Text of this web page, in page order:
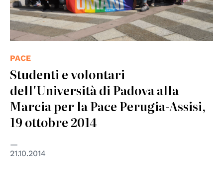
PACE
Studenti e volontari
dell'Università di Padova alla
Marcia per la Pace Perugia-Assisi,
19 ottobre 2014
21.10.2014